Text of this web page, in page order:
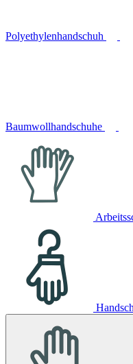
Polyethylenhandschuh
Baumwollhandschuhe